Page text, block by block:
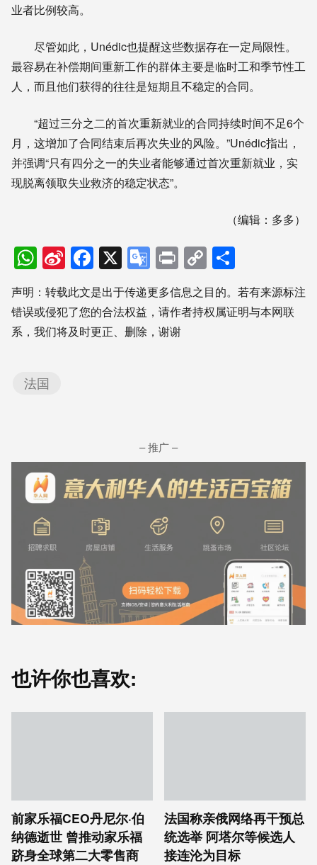
业者比例较高。
尽管如此，Unédic也提醒这些数据存在一定局限性。
最容易在补偿期间重新工作的群体主要是临时工和季节性工
人，而且他们获得的往往是短期且不稳定的合同。
“超过三分之二的首次重新就业的合同持续时间不足6个
月，这增加了合同结束后再次失业的风险。”Unédic指出，
并强调“只有四分之一的失业者能够通过首次重新就业，实
现脱离领取失业救济的稳定状态”。
（编辑：多多）
WhatsApp
Sina
Weibo
Facebook
X Google
Translate
PrintCopy
Link享
声明：转载此文是出于传递更多信息之目的。若有来源标注
错误或侵犯了您的合法权益，请作者持权属证明与本网联
系，我们将及时更正、删除，谢谢
法国
– 推广 –
也许你也喜欢:
前家乐福CEO丹尼尔·伯
纳德逝世 曾推动家乐福
跻身全球第二大零售商
法国称亲俄网络再干预总
统选举 阿塔尔等候选人
接连沦为目标